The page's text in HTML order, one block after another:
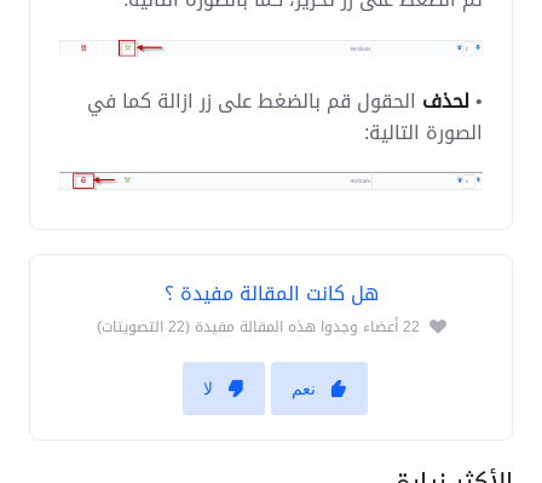
•لحذف الحقول قم بالضغط على زر ازالة كما في
الصورة التالية:
هل كانت المقالة مفيدة ؟
22 أعضاء وجدوا هذه المقالة مفيدة (22 التصويتات)
نعم لا